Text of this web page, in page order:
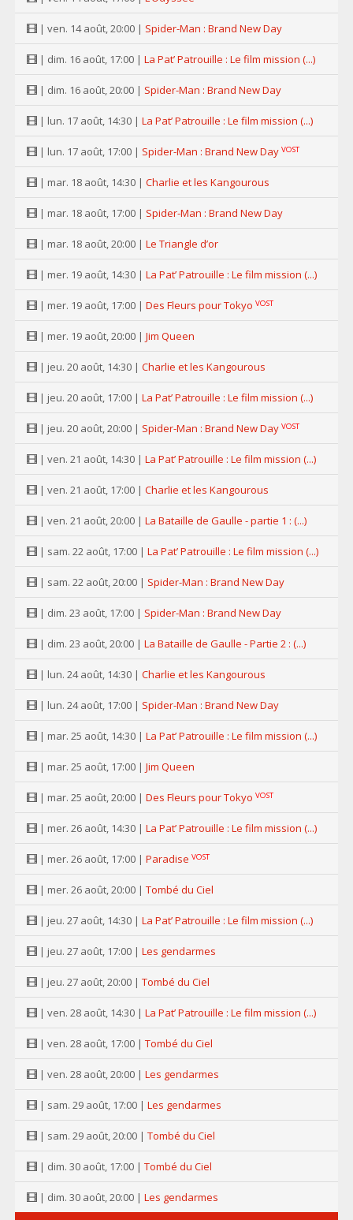
| ven. 14 août, 20:00 | Spider-Man : Brand New Day
| dim. 16 août, 17:00 | La Pat’ Patrouille : Le film mission (...)
| dim. 16 août, 20:00 | Spider-Man : Brand New Day
| lun. 17 août, 14:30 | La Pat’ Patrouille : Le film mission (...)
| lun. 17 août, 17:00 | Spider-Man : Brand New Day VOST
| mar. 18 août, 14:30 | Charlie et les Kangourous
| mar. 18 août, 17:00 | Spider-Man : Brand New Day
| mar. 18 août, 20:00 | Le Triangle d’or
| mer. 19 août, 14:30 | La Pat’ Patrouille : Le film mission (...)
| mer. 19 août, 17:00 | Des Fleurs pour Tokyo VOST
| mer. 19 août, 20:00 | Jim Queen
| jeu. 20 août, 14:30 | Charlie et les Kangourous
| jeu. 20 août, 17:00 | La Pat’ Patrouille : Le film mission (...)
| jeu. 20 août, 20:00 | Spider-Man : Brand New Day VOST
| ven. 21 août, 14:30 | La Pat’ Patrouille : Le film mission (...)
| ven. 21 août, 17:00 | Charlie et les Kangourous
| ven. 21 août, 20:00 | La Bataille de Gaulle - partie 1 : (...)
| sam. 22 août, 17:00 | La Pat’ Patrouille : Le film mission (...)
| sam. 22 août, 20:00 | Spider-Man : Brand New Day
| dim. 23 août, 17:00 | Spider-Man : Brand New Day
| dim. 23 août, 20:00 | La Bataille de Gaulle - Partie 2 : (...)
| lun. 24 août, 14:30 | Charlie et les Kangourous
| lun. 24 août, 17:00 | Spider-Man : Brand New Day
| mar. 25 août, 14:30 | La Pat’ Patrouille : Le film mission (...)
| mar. 25 août, 17:00 | Jim Queen
| mar. 25 août, 20:00 | Des Fleurs pour Tokyo VOST
| mer. 26 août, 14:30 | La Pat’ Patrouille : Le film mission (...)
| mer. 26 août, 17:00 | Paradise VOST
| mer. 26 août, 20:00 | Tombé du Ciel
| jeu. 27 août, 14:30 | La Pat’ Patrouille : Le film mission (...)
| jeu. 27 août, 17:00 | Les gendarmes
| jeu. 27 août, 20:00 | Tombé du Ciel
| ven. 28 août, 14:30 | La Pat’ Patrouille : Le film mission (...)
| ven. 28 août, 17:00 | Tombé du Ciel
| ven. 28 août, 20:00 | Les gendarmes
| sam. 29 août, 17:00 | Les gendarmes
| sam. 29 août, 20:00 | Tombé du Ciel
| dim. 30 août, 17:00 | Tombé du Ciel
| dim. 30 août, 20:00 | Les gendarmes